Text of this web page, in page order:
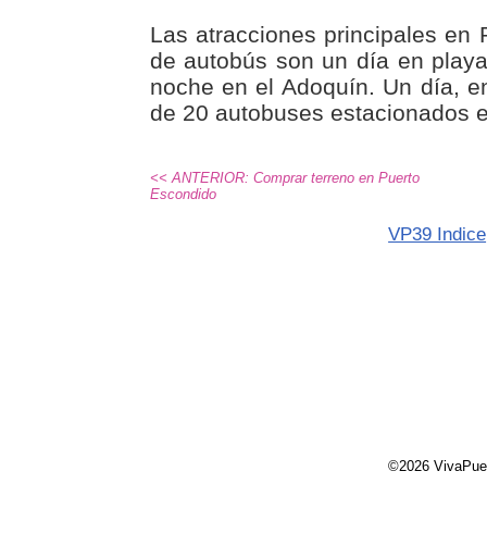
Las atracciones principales en
de autobús son un día en
noche en el Adoquín. Un día,
de 20 autobuses estacionados
<< ANTERIOR: Comprar terreno en Puerto
Escondido
VP39 Indice
©2026